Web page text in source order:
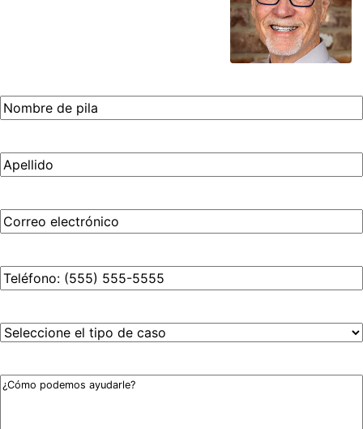
Todos los campos son obligatorios.
Nombre
de
Apellido*
Correo
electrónico*
Phone*
Case
Your